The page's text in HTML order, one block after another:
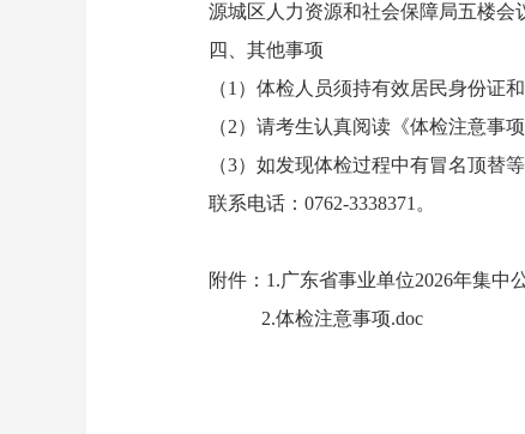
源城区人力资源和社会保障局五楼会
四、其他事项
（1）体检人员须持有效居民身份证和
（2）请考生认真阅读《体检注意事项
（3）如发现体检过程中有冒名顶替等
联系电话：0762-3338371。
附件： 1.广东省事业单位2026年集中
2.体检注意事项.doc